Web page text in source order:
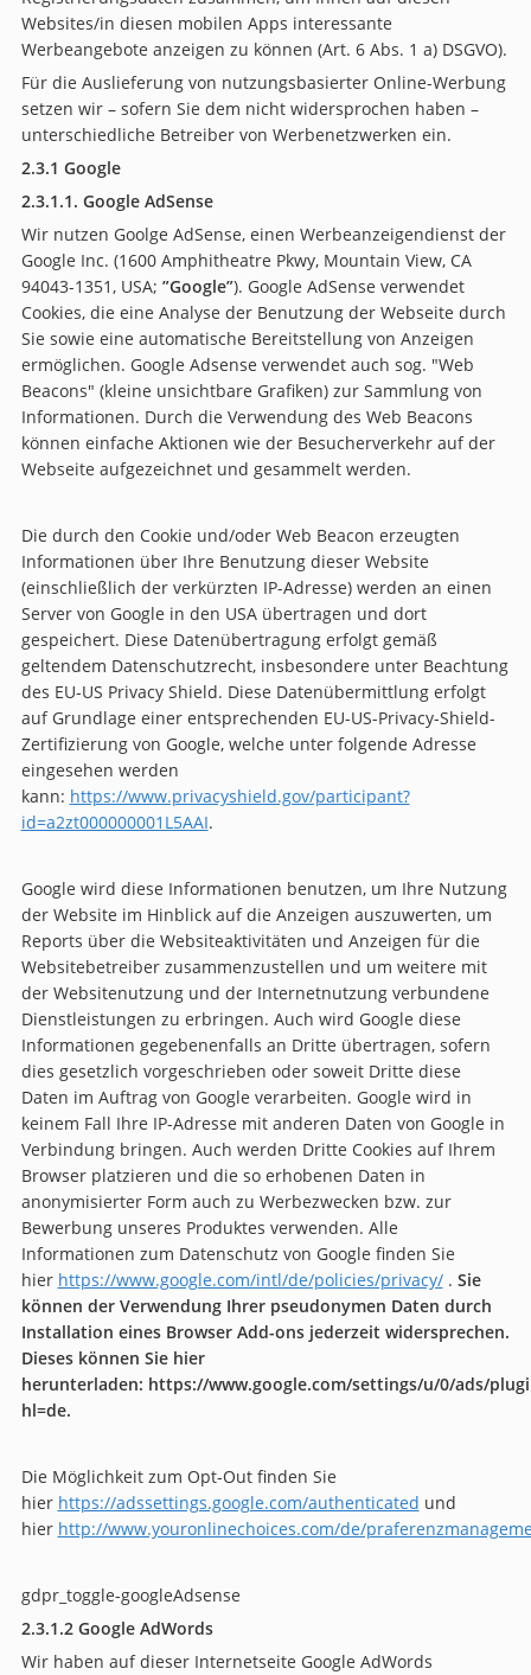
Websites/in diesen mobilen Apps interessante
Werbeangebote anzeigen zu können (Art. 6 Abs. 1 a) DSGVO).
Für die Auslieferung von nutzungsbasierter Online-Werbung
setzen wir – sofern Sie dem nicht widersprochen haben –
unterschiedliche Betreiber von Werbenetzwerken ein.
2.3.1 Google
2.3.1.1. Google AdSense
Wir nutzen Goolge AdSense, einen Werbeanzeigendienst der
Google Inc. (1600 Amphitheatre Pkwy, Mountain View, CA
94043-1351, USA; ”Google”). Google AdSense verwendet
Cookies, die eine Analyse der Benutzung der Webseite durch
Sie sowie eine automatische Bereitstellung von Anzeigen
ermöglichen. Google Adsense verwendet auch sog. "Web
Beacons" (kleine unsichtbare Grafiken) zur Sammlung von
Informationen. Durch die Verwendung des Web Beacons
können einfache Aktionen wie der Besucherverkehr auf der
Webseite aufgezeichnet und gesammelt werden.
Die durch den Cookie und/oder Web Beacon erzeugten
Informationen über Ihre Benutzung dieser Website
(einschließlich der verkürzten IP-Adresse) werden an einen
Server von Google in den USA übertragen und dort
gespeichert. Diese Datenübertragung erfolgt gemäß
geltendem Datenschutzrecht, insbesondere unter Beachtung
des EU-US Privacy Shield. Diese Datenübermittlung erfolgt
auf Grundlage einer entsprechenden EU-US-Privacy-Shield-
Zertifizierung von Google, welche unter folgende Adresse
eingesehen werden
kann: https://www.privacyshield.gov/participant?
id=a2zt000000001L5AAI.
Google wird diese Informationen benutzen, um Ihre Nutzung
der Website im Hinblick auf die Anzeigen auszuwerten, um
Reports über die Websiteaktivitäten und Anzeigen für die
Websitebetreiber zusammenzustellen und um weitere mit
der Websitenutzung und der Internetnutzung verbundene
Dienstleistungen zu erbringen. Auch wird Google diese
Informationen gegebenenfalls an Dritte übertragen, sofern
dies gesetzlich vorgeschrieben oder soweit Dritte diese
Daten im Auftrag von Google verarbeiten. Google wird in
keinem Fall Ihre IP-Adresse mit anderen Daten von Google in
Verbindung bringen. Auch werden Dritte Cookies auf Ihrem
Browser platzieren und die so erhobenen Daten in
anonymisierter Form auch zu Werbezwecken bzw. zur
Bewerbung unseres Produktes verwenden. Alle
Informationen zum Datenschutz von Google finden Sie
hier https://www.google.com/intl/de/policies/privacy/. Sie
können der Verwendung Ihrer pseudonymen Daten durch
Installation eines Browser Add-ons jederzeit widersprechen.
Dieses können Sie hier
herunterladen: https://www.google.com/settings/u/0/ads/
hl=de.
Die Möglichkeit zum Opt-Out finden Sie
hier https://adssettings.google.com/authenticated und
hier http://www.youronlinechoices.com/de/
gdpr_toggle-googleAdsense
2.3.1.2 Google AdWords
Wir haben auf dieser Internetseite Google AdWords